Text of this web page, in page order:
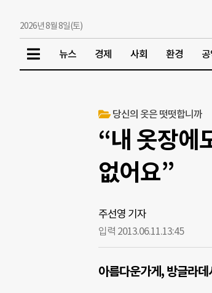
2026년 8월 8일(토)
뉴스 경제 사회 환경
당신의 옷은 떳떳합니까
“내 옷장에
없어요”
주선영 기자
입력 2013.06.11.13:45
아름다운가게, 방글라